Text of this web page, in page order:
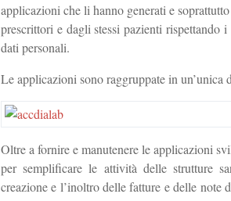
applicazioni che li hanno generati e
prescrittori e dagli stessi pazienti rispettando
dati personali.
Le applicazioni sono raggruppate in un’unica
Oltre a fornire e manutenere le applicazioni
per semplificare le attività delle strutture
creazione e l’inoltro delle fatture e delle note